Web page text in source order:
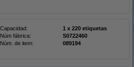
Capacidad:
1 x 220 etiquetas
Núm fábrica:
S0722460
Núm. de item:
089194